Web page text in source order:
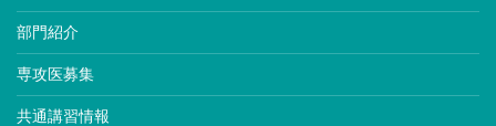
部門紹介
専攻医募集
共通講習情報